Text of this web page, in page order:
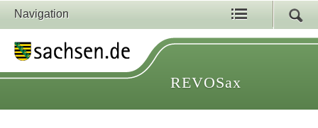
Navigation
REVOSax